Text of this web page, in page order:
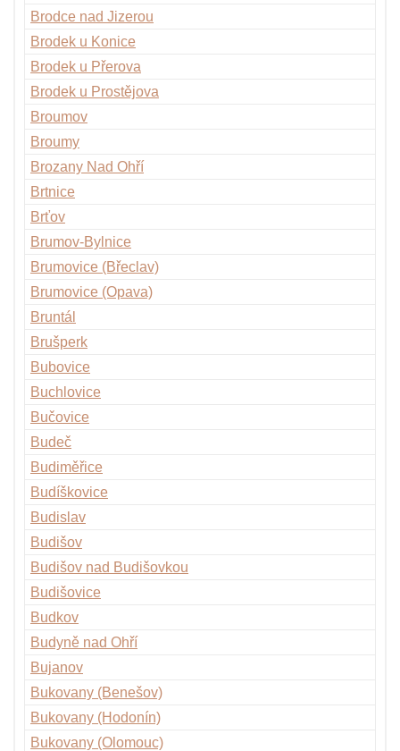
Brodce nad Jizerou
Brodek u Konice
Brodek u Přerova
Brodek u Prostějova
Broumov
Broumy
Brozany Nad Ohří
Brtnice
Brťov
Brumov-Bylnice
Brumovice (Břeclav)
Brumovice (Opava)
Bruntál
Brušperk
Bubovice
Buchlovice
Bučovice
Budeč
Budiměřice
Budíškovice
Budislav
Budišov
Budišov nad Budišovkou
Budišovice
Budkov
Budyně nad Ohří
Bujanov
Bukovany (Benešov)
Bukovany (Hodonín)
Bukovany (Olomouc)